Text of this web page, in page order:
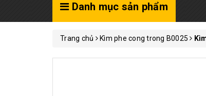
Danh mục sản phẩm
Trang chủ Kìm phe cong trong B0025